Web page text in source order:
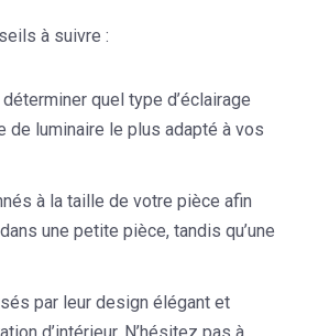
à suivre :
quel type d’éclairage
de luminaire le plus adapté à vos
à la taille de votre pièce afin
une petite pièce, tandis qu’une
par leur design élégant et